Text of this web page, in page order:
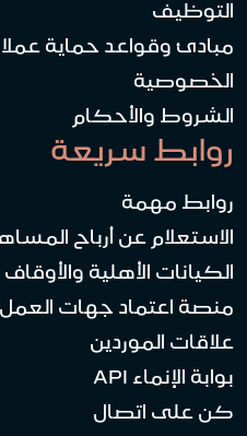
التوظيف
مبادئ وقواعد حماية
الخصوصية
الشروط والأحكام
روابط سريعة
روابط مهمة
الاستعلام عن أرباح
الكيانات الأهلية والأوقاف
منصة اعتماد جهات العمل
علاقات الموردين
بوابة الإنماء API
كن على اتصال